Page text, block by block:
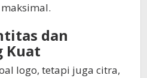
dan
Kuat
logo, tetapi juga citra,